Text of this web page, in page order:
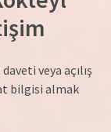
veya açılış
bilgisi almak